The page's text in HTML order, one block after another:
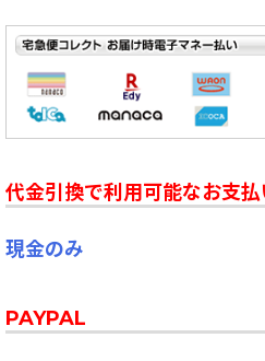
代金引換で利用可能なお支
現金のみ
PAYPAL